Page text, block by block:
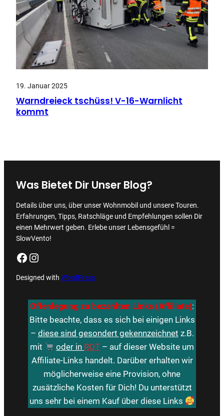
19. Januar 2025
Warndreieck tschüss! V-16-Warnlicht
kommt
Was Bietet Dir Unser Blog?
Details über uns, über unser Wohnmobil und unsere Touren.
Erfahrungen, Tipps, Ratschläge und Empfehlungen sollen Dir
einen Mehrwert geben. Erlebe unser Lebensgefühl =
SlowVento!
Facebook Instagram
Designed with WordPress
Offenlegung zu bezahlten Links (Affiliate):
Bitte beachte, dass es sich bei einigen Links
– diese sind gesondert gekennzeichnet z.B.
mit
oder in ROT – auf dieser Website um
Affiliate-Links handelt. Darüber erhalten wir
möglicherweise eine Provision, ohne
zusätzliche Kosten für Dich! Du unterstützt
uns sehr bei einem Kauf über diese Links